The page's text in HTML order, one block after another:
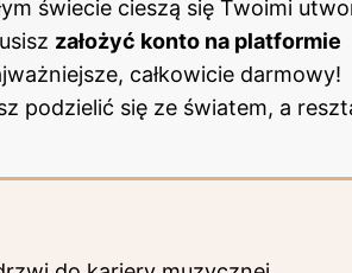
świecie cieszą się Twoimi
założyć konto na platformie
całkowicie darmowy!
podzielić się ze światem, a